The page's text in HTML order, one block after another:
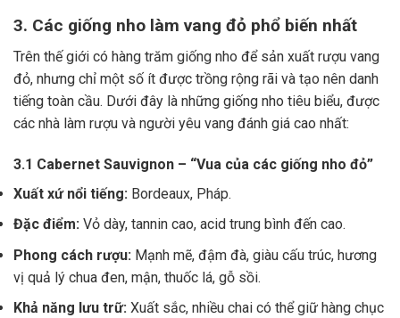
3. Các giống nho làm vang đỏ phổ biến nhất
Trên thế giới có hàng trăm giống nho để sản xuất rượu vang
đỏ, nhưng chỉ một số ít được trồng rộng rãi và tạo nên danh
tiếng toàn cầu. Dưới đây là những giống nho tiêu biểu, được
các nhà làm rượu và người yêu vang đánh giá cao nhất:
3.1 Cabernet Sauvignon – “Vua của các giống nho đỏ”
Xuất xứ nổi tiếng: Bordeaux, Pháp.
Đặc điểm: Vỏ dày, tannin cao, acid trung bình đến cao.
Phong cách rượu: Mạnh mẽ, đậm đà, giàu cấu trúc, hương
vị quả lý chua đen, mận, thuốc lá, gỗ sồi.
Khả năng lưu trữ: Xuất sắc, nhiều chai có thể giữ hàng chục